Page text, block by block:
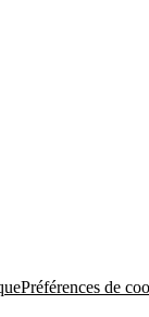
Préférences de